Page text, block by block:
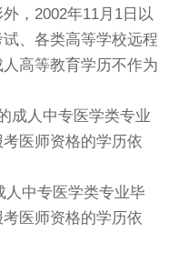
，2002年11月1日以
、各类高等学校远程
高等教育学历不作为
人中专医学类专业
医师资格的学历依
中专医学类专业毕
医师资格的学历依